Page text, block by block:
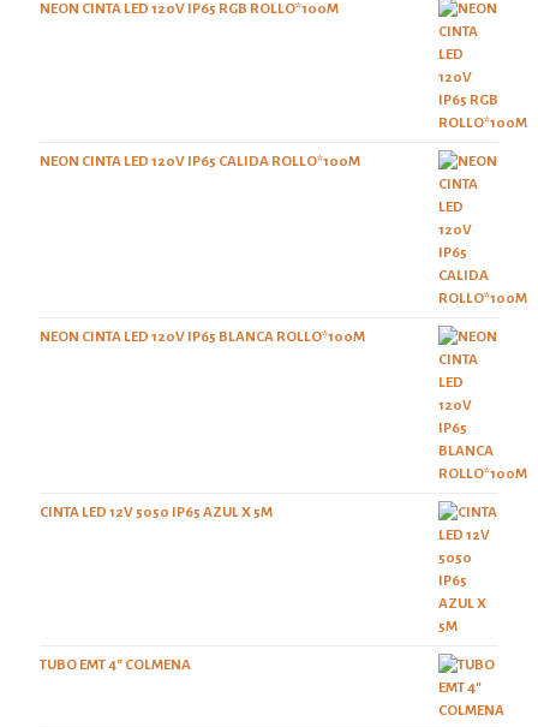
NEON CINTA LED 120V IP65 RGB ROLLO*100M
NEON CINTA LED 120V IP65 CALIDA ROLLO*100M
NEON CINTA LED 120V IP65 BLANCA ROLLO*100M
CINTA LED 12V 5050 IP65 AZUL X 5M
TUBO EMT 4" COLMENA